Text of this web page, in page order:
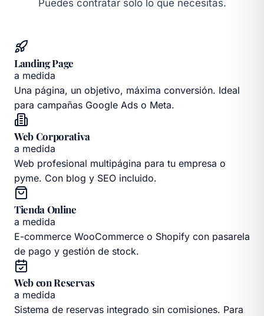
Puedes contratar solo lo que necesitas.
Landing Page
a medida
Una página, un objetivo, máxima conversión. Ideal
para campañas Google Ads o Meta.
Web Corporativa
a medida
Web profesional multipágina para tu empresa o
pyme. Con blog y SEO incluido.
Tienda Online
a medida
E-commerce WooCommerce o Shopify con pasarela
de pago y gestión de stock.
Web con Reservas
a medida
Sistema de reservas integrado sin comisiones. Para